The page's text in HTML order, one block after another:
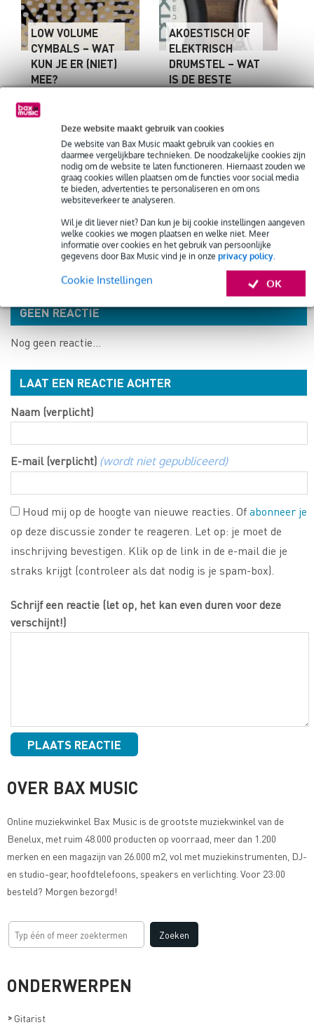
Deze website maakt gebruik van cookies
De website van Bax Music maakt gebruik van cookies en
daarmee vergelijkbare technieken. De noodzakelijke cookies zijn
nodig om de website te laten functioneren. Hiernaast zouden we
graag cookies willen plaatsen om de functies voor social media
te bieden, advertenties te personaliseren en om ons
websiteverkeer te analyseren.
Wil je dit liever niet? Dan kun je bij cookie instellingen aangeven
welke cookies we mogen plaatsen en welke niet. Meer
informatie over cookies en het gebruik van persoonlijke
gegevens door Bax Music vind je in onze privacy policy.
OK
Cookie Instellingen
LOW VOLUME
CYMBALS – WAT
KUN JE ER (NIET)
MEE?
AKOESTISCH OF
ELEKTRISCH
DRUMSTEL – WAT
IS DE BESTE
DE ALESIS NITRO
MESH KIT: ALLE
OP EEN RIJ
BASSDRUMVEL:
MET OF ZONDER
GEEN REACTIE
Nog geen reactie...
LAAT EEN REACTIE ACHTER
Naam (verplicht)
E-mail (verplicht) (wordt niet gepubliceerd)
Houd mij op de hoogte van nieuwe reacties. Ofabonneer je
op deze discussie zonder te reageren. Let op: je moet de
inschrijving bevestigen. Klik op de link in de e-mail die je
straks krijgt (controleer als dat nodig is je spam-box).
Schrijf een reactie (let op, het kan even duren voor deze
verschijnt!)
OVER BAX MUSIC
Online muziekwinkel Bax Music is de grootste muziekwinkel van de
Benelux, met ruim 48.000 producten op voorraad, meer dan 1.200
merken en een magazijn van 26.000 m2, vol met muziekinstrumenten, DJ-
en studio-gear, hoofdtelefoons, speakers en verlichting. Voor 23:00
besteld? Morgen bezorgd!
ONDERWERPEN
> Gitarist